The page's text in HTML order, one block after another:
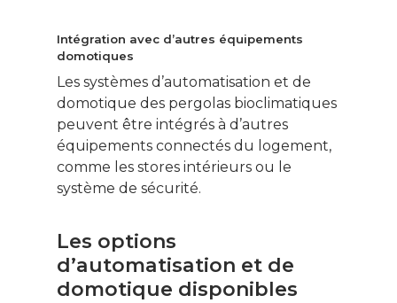
Intégration avec d’autres équipements
domotiques
Les systèmes d’automatisation et de
domotique des pergolas bioclimatiques
peuvent être intégrés à d’autres
équipements connectés du logement,
comme les stores intérieurs ou le
système de sécurité.
Les options
d’automatisation et de
domotique disponibles